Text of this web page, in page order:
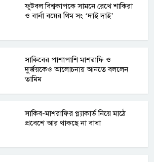
ফুটবল বিশ্বকাপকে সামনে রেখে শাকিরা
ও বার্না বয়ের থিম সং ‘দাই দাই’
সাকিবের পাশাপাশি মাশরাফি ও
দুর্জয়কেও আলোচনায় আনতে বললেন
তামিম
সাকিব-মাশরাফির প্ল্যাকার্ড নিয়ে মাঠে
প্রবেশে আর থাকছে না বাধা